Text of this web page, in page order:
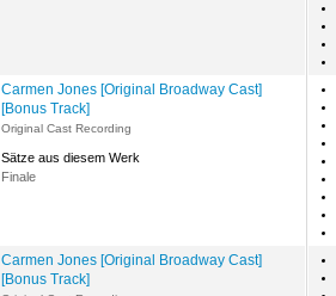
Carmen Jones [Original Broadway Cast]
[Bonus Track]
Original Cast Recording
Sätze aus diesem Werk
Finale
Carmen Jones [Original Broadway Cast]
[Bonus Track]